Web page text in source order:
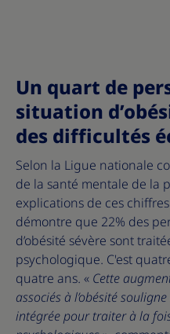
Un quart de
situation
des difficultés
Selon la Ligue nationale
de la santé mentale de la
explications de ces
démontre que 22% des
d’obésité sévère sont
psychologique. C'est
quatre ans. « Cette
associés à l’obésité
intégrée pour traiter à la